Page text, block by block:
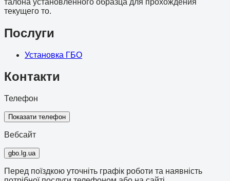
текущего то.
Послуги
Установка ГБО
Контакти
Телефон
Показати телефон
Вебсайт
gbo.lg.ua
Перед поїздкою уточніть графік роботи та наявність